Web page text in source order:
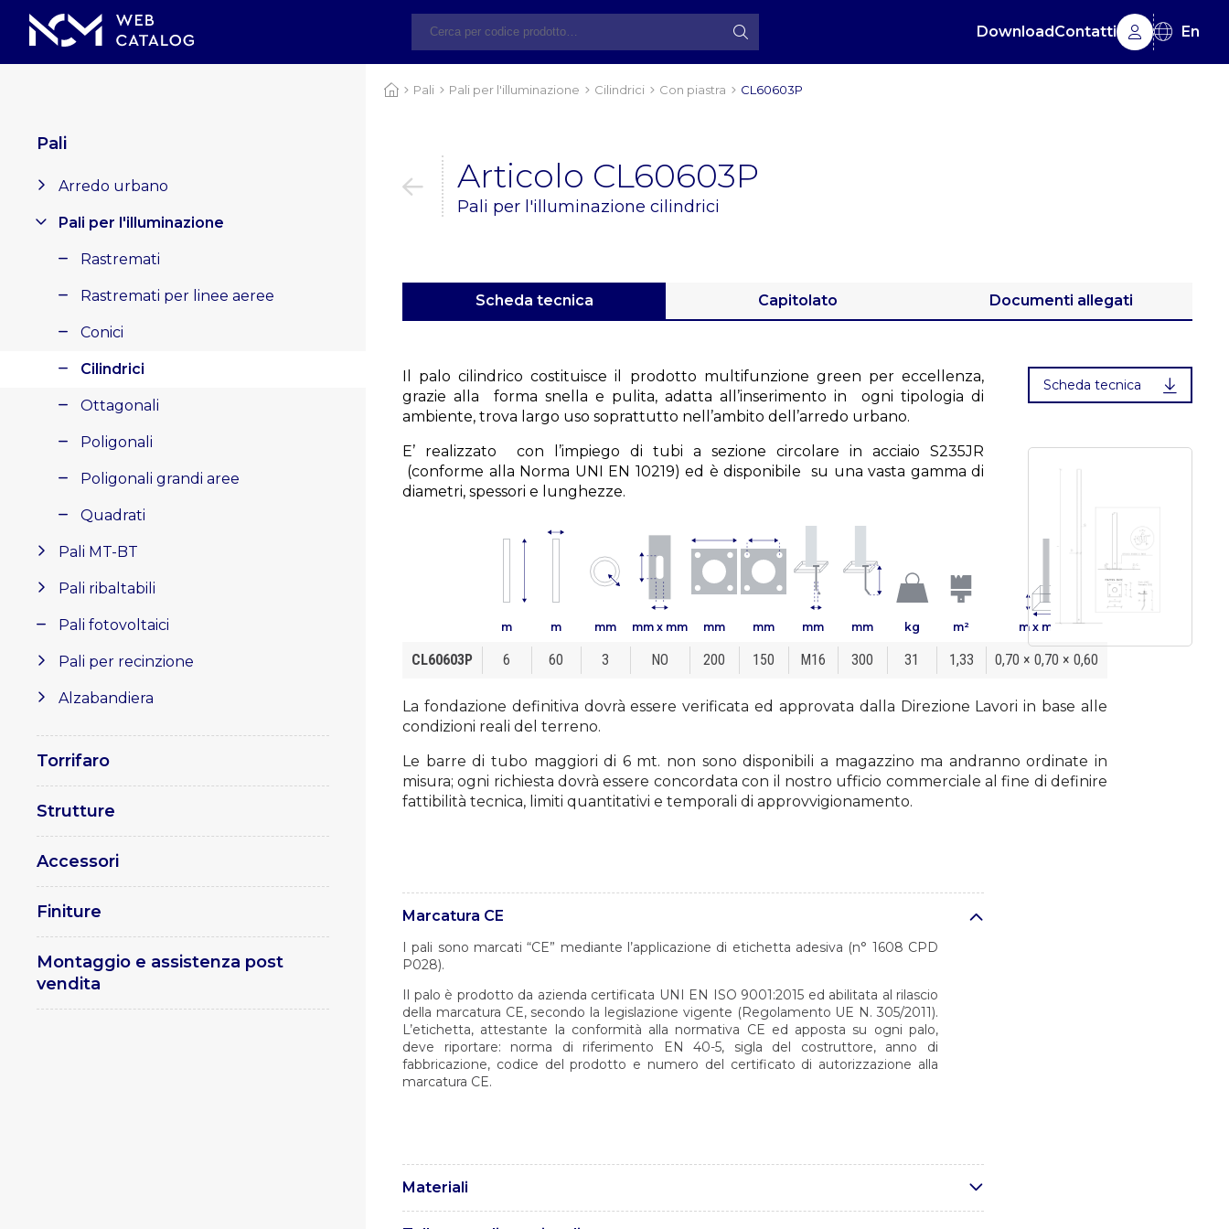
DownloadContatti En
Pali
Arredo urbano
Pali per l'illuminazione
Rastremati
Rastremati per linee aeree
Conici
Cilindrici
Ottagonali
Poligonali
Poligonali grandi aree
Quadrati
Pali MT-BT
Pali ribaltabili
Pali fotovoltaici
Pali per recinzione
Alzabandiera
Torrifaro
Strutture
Accessori
Finiture
Montaggio e assistenza post
vendita
Pali Pali per l'illuminazione Cilindrici Con piastra CL60603P
Articolo CL60603P
Pali per l'illuminazione cilindrici
Scheda tecnica
Il palo cilindrico costituisce il prodotto multifunzione green per eccellenza,
grazie alla forma snella e pulita, adatta all’inserimento in ogni tipologia di
ambiente, trova largo uso soprattutto nell’ambito dell’arredo urbano.
E’ realizzato con l’impiego di tubi a sezione circolare in acciaio S235JR
(conforme alla Norma UNI EN 10219) ed è disponibile su una vasta gamma di
diametri, spessori e lunghezze.
La fondazione definitiva dovrà essere verificata ed approvata dalla Direzione Lavori in base alle
condizioni reali del terreno.
Le barre di tubo maggiori di 6 mt. non sono disponibili a magazzino ma andranno ordinate in
misura; ogni richiesta dovrà essere concordata con il nostro ufficio commerciale al fine di definire
fattibilità tecnica, limiti quantitativi e temporali di approvvigionamento.
m m mm mm x mm mm mm mm mm kg m² m x m x m
CL60603P 6 60 3 NO 200 150 M16 300 31 1,33 0,70 × 0,70 × 0,60
Marcatura CE
I pali sono marcati “CE” mediante l’applicazione di etichetta adesiva (n° 1608 CPD
P028).
Il palo è prodotto da azienda certificata UNI EN ISO 9001:2015 ed abilitata al rilascio
della marcatura CE, secondo la legislazione vigente (Regolamento UE N. 305/2011).
L’etichetta, attestante la conformità alla normativa CE ed apposta su ogni palo,
deve riportare: norma di riferimento EN 40-5, sigla del costruttore, anno di
fabbricazione, codice del prodotto e numero del certificato di autorizzazione alla
marcatura CE.
Materiali
Scheda tecnica
Capitolato Documenti allegati